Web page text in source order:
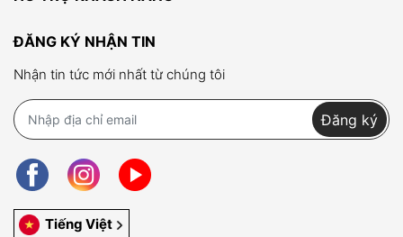
ĐĂNG KÝ NHẬN TIN
Nhận tin tức mới nhất từ chúng tôi
Đăng ký
Tiếng Việt